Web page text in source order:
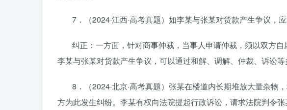
7．（2024·江西·高考真题）如李某与张某对货款产生争议
纠正：一方面，针对商事仲裁，当事人申请仲裁，须以双方
李某与张某对货款产生争议，可以通过和解、调解、仲裁、诉讼
8．（2024·北京·高考真题）张某在楼道内长期堆放大量杂物
方为此发生纠纷。李某有权向法院提起行政诉讼，请求法院判令